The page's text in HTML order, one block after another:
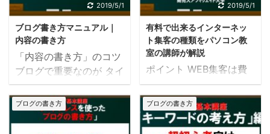
2019/5/1
ブログ書き方マニュアル｜
内容の書き方
「内容の書き方」のコツ
ブログで重要なのが タイ
トル 見出し 内容 この3
つです。 今回は「内容」
のお話をします。 重要な
2019/5/1
有料で出来るインターネッ
ト集客の種類をパソコン教
室の講師が解説
ポイント WEB集客は費
用が掛かるけどどんなも
のがあってどのくらい費
用がかかるかご存知です
か？ ●WEB集客ってよ
ブログの書き方 ブログの書き方